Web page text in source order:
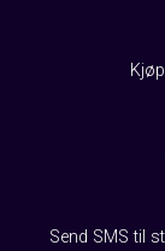
Send SMS til